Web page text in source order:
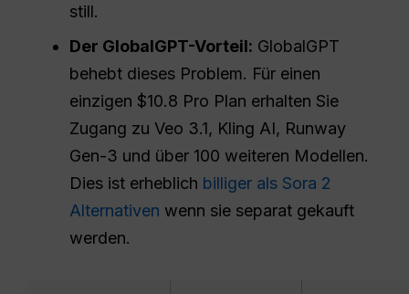
still.
Der GlobalGPT-Vorteil: GlobalGPT
behebt dieses Problem. Für einen
einzigen $10.8 Pro Plan erhalten Sie
Zugang zu Veo 3.1, Kling AI, Runway
Gen-3 und über 100 weiteren Modellen.
Dies ist erheblich billiger als Sora 2
Alternativen wenn sie separat gekauft
werden.